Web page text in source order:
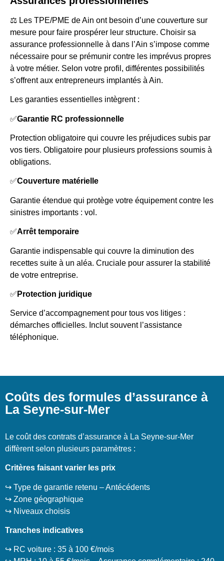
⚖️ Les TPE/PME de Ain ont besoin d’une couverture sur
mesure pour faire prospérer leur structure. Choisir sa
assurance professionnelle à dans l’Ain s’impose comme
nécessaire pour se prémunir contre les imprévus propres
à votre métier. Selon votre profil, différentes possibilités
s’offrent aux entrepreneurs implantés à Ain.
Les garanties essentielles intègrent :
✅Garantie RC professionnelle
Protection obligatoire qui couvre les préjudices subis par
vos tiers. Obligatoire pour plusieurs professions soumis à
obligations.
✅Couverture matérielle
Garantie étendue qui protège votre équipement contre les
sinistres importants : vol.
✅Arrêt temporaire
Garantie indispensable qui couvre la diminution des
recettes suite à un aléa. Cruciale pour assurer la stabilité
de votre entreprise.
✅ Protection juridique
Service d’accompagnement pour tous vos litiges :
démarches officielles. Inclut souvent l’assistance
téléphonique.
Coûts des formules d’assurance à
La Seyne-sur-Mer
Le coût des contrats d’assurance à La Seyne-sur-Mer
diffèrent selon plusieurs paramètres :
Critères faisant varier les prix
↪️ Type de garantie retenu – Antécédents
↪️ Zone géographique
↪️ Niveaux choisis
Tranches indicatives
↪️ RC voiture : 35 à 100 €/mois